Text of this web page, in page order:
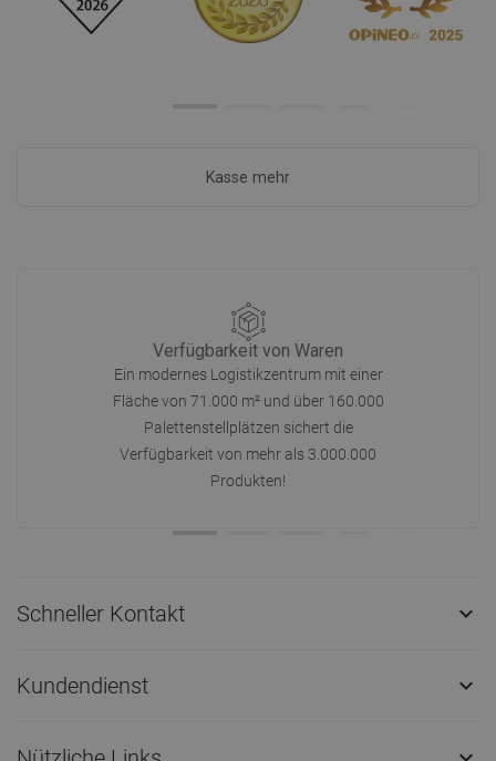
Kasse mehr
Verfügbarkeit von Waren
Ein modernes Logistikzentrum mit einer
Fläche von 71.000 m² und über 160.000
Palettenstellplätzen sichert die
Verfügbarkeit von mehr als 3.000.000
Produkten!
Schneller Kontakt 
Kundendienst 